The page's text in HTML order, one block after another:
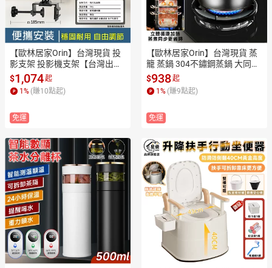
【歐林居家Orin】台灣現貨 投
影支架 投影機支架【台灣出貨
⛅️優質素碳鋼材質】落地投影
機架 投影儀支架 投影架 高度自
由調節（免安裝）
$1,074起
1% (賺10點起)
免運
【歐林居家Orin】台灣現貨 蒸
籠 蒸鍋 304不鏽鋼蒸鍋 大同鍋
蒸鍋 蒸汽立體循環蒸鍋 湯鍋 蒸
籠鍋【28/30公分】
$938起
1% (賺9點起)
免運